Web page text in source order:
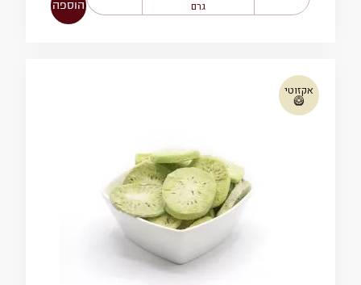
גרם הוספה
אקזוטי
🥝